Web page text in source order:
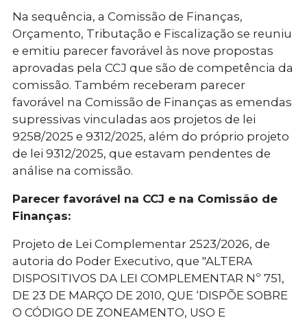
Na sequência, a Comissão de Finanças,
Orçamento, Tributação e Fiscalização se reuniu
e emitiu parecer favorável às nove propostas
aprovadas pela CCJ que são de competência da
comissão. Também receberam parecer
favorável na Comissão de Finanças as emendas
supressivas vinculadas aos projetos de lei
9258/2025 e 9312/2025, além do próprio projeto
de lei 9312/2025, que estavam pendentes de
análise na comissão.
Parecer favorável na CCJ e na Comissão de
Finanças:
Projeto de Lei Complementar 2523/2026, de
autoria do Poder Executivo, que "ALTERA
DISPOSITIVOS DA LEI COMPLEMENTAR Nº 751,
DE 23 DE MARÇO DE 2010, QUE ‘DISPÕE SOBRE
O CÓDIGO DE ZONEAMENTO, USO E